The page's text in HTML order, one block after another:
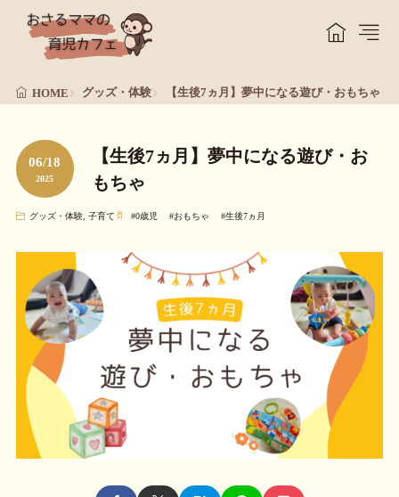
HOME グッズ・体験 【生後7ヵ月】夢中になる遊び・おもちゃ
06/18
2025
【生後7ヵ月】夢中になる遊び・お
もちゃ
グッズ・体験, 子育て #0歳児 #おもちゃ #生後7ヵ月